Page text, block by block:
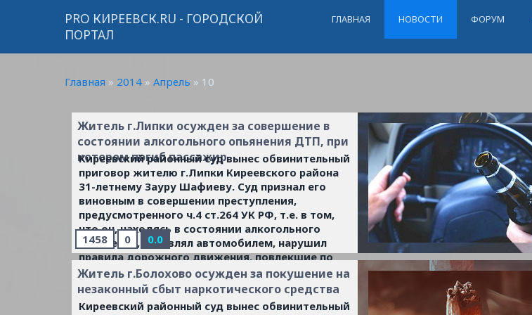
PRO КИРЕЕВСК.RU - ГОРОДСКОЙ
ПОРТАЛ
ГЛАВНАЯ НОВОСТИ ФОРУМ
Главная » 2014 » Апрель » 10
Житель г.Липки осужден за совершение в
состоянии алкогольного опьянения ДТП, при
котором погиб пассажир
Киреевский районный суд вынес обвинительный
приговор жителю г.Липки Киреевского района
31-летнему Зауру Шафиеву. Суд признал его
виновным в совершении преступления,
предусмотренного ч.4 ст.264 УК РФ, т.е. в том,
что он, находясь в состоянии алкогольного
опьянения, управлял автомобилем, нарушил
правила дорожного движения, повлекшие по
неосторожности смерть человека....Читать
дальше »
1458 0 0.0
Житель г.Болохово осужден за покушение на
незаконный сбыт наркотического средства
Киреевский районный суд вынес обвинительный